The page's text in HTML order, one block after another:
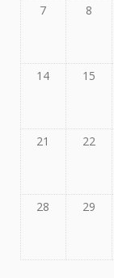
7 8
14 15
21 22
28 29